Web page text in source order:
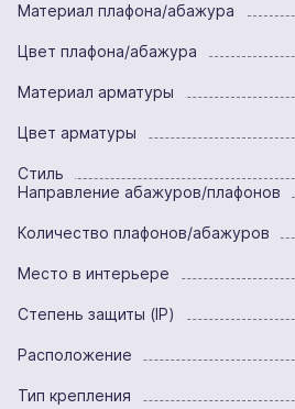
Материал плафона/абажура
Цвет плафона/абажура
Материал арматуры
Цвет арматуры
Стиль
Направление абажуров/плафонов
Количество плафонов/абажуров
Место в интерьере
Степень защиты (IP)
Расположение
Тип крепления